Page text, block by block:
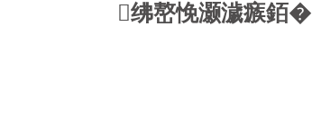
绋嶅悗灏濊瘯銆�